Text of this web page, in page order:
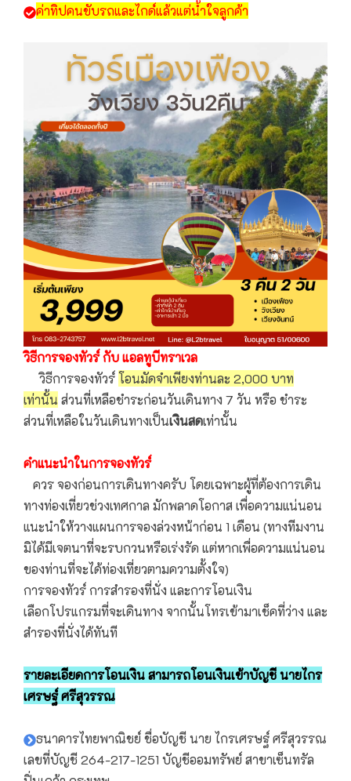
ค่าทิปคนขับรถและไกด์แล้วแต่น้ำใจลูกค้า
วิธีการจองทัวร์ กับ แอลทูบีทราเวล
วิธีการจองทัวร์โอนมัดจำเพียงท่านละ 2,000 บาท
เท่านั้น ส่วนที่เหลือชำระก่อนวันเดินทาง 7 วัน หรือ ชำระ
ส่วนที่เหลือในวันเดินทางเป็นเงินสดเท่านั้น
คำแนะนำในการจองทัวร์
ควร จองก่อนการเดินทางครับ โดยเฉพาะผู้ที่ต้องการเดิน
ทางท่องเที่ยวช่วงเทศกาล มักพลาดโอกาส เพื่อความแน่นอน
แนะนำให้วางแผนการจองล่วงหน้าก่อน 1 เดือน (ทางทีมงาน
มิได้มีเจตนาที่จะรบกวนหรือเร่งรัด แต่หากเพื่อความแน่นอน
ของท่านที่จะได้ท่องเที่ยวตามความตั้งใจ)
การจองทัวร์ การสำรองที่นั่ง และการโอนเงิน
เลือกโปรแกรมที่จะเดินทาง จากนั้นโทรเข้ามาเช็คที่ว่าง และ
สำรองที่นั่งได้ทันที
รายละเอียดการโอนเงิน สามารถโอนเงินเข้าบัญชี นายไกร
เศรษฐ์ ศรีสุวรรณ
ธนาคารไทยพาณิชย์ ชื่อบัญชี นาย ไกรเศรษฐ์ ศรีสุวรรณ
เลขที่บัญชี 264-217-1251 บัญชีออมทรัพย์ สาขาเซ็นทรัล